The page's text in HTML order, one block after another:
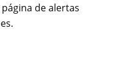
de alertas